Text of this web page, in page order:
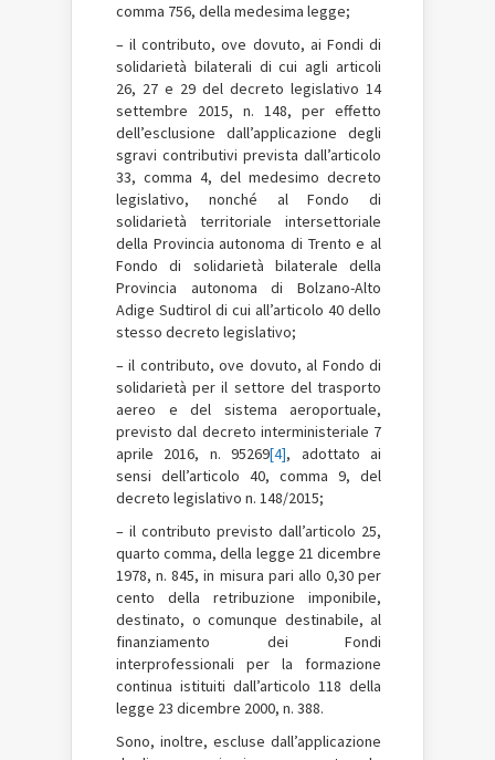
comma 756, della medesima legge;
– il contributo, ove dovuto, ai Fondi di
solidarietà bilaterali di cui agli articoli
26, 27 e 29 del decreto legislativo 14
settembre 2015, n. 148, per effetto
dell’esclusione dall’applicazione degli
sgravi contributivi prevista dall’articolo
33, comma 4, del medesimo decreto
legislativo, nonché al Fondo di
solidarietà territoriale intersettoriale
della Provincia autonoma di Trento e al
Fondo di solidarietà bilaterale della
Provincia autonoma di Bolzano-Alto
Adige Sudtirol di cui all’articolo 40 dello
stesso decreto legislativo;
– il contributo, ove dovuto, al Fondo di
solidarietà per il settore del trasporto
aereo e del sistema aeroportuale,
previsto dal decreto interministeriale 7
aprile 2016, n. 95269[4], adottato ai
sensi dell’articolo 40, comma 9, del
decreto legislativo n. 148/2015;
– il contributo previsto dall’articolo 25,
quarto comma, della legge 21 dicembre
1978, n. 845, in misura pari allo 0,30 per
cento della retribuzione imponibile,
destinato, o comunque destinabile, al
finanziamento dei Fondi
interprofessionali per la formazione
continua istituiti dall’articolo 118 della
legge 23 dicembre 2000, n. 388.
Sono, inoltre, escluse dall’applicazione